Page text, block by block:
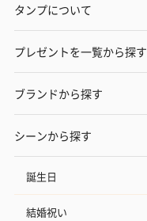
タンプについて
プレゼントを一覧から探す
ブランドから探す
シーンから探す
誕生日
結婚祝い